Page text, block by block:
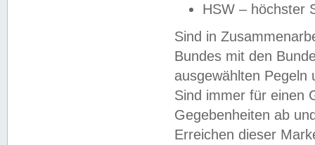
HSW – höchster
Sind in
Bundes mit den
ausgewählten
Sind immer für einen
Gegebenheiten ab
Erreichen dieser